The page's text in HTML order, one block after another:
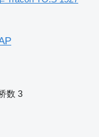
数 3